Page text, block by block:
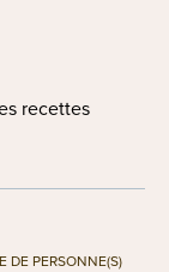
recettes
DE PERSONNE(S)